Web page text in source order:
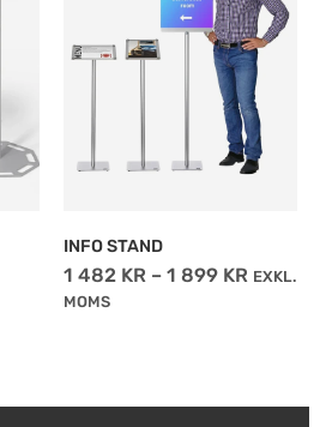
INFO STAND
1 482 KR – 1 899 KR
1
899 KR
EXKL.
MOMS
flera
varianter.
olika
kan
väljas
på